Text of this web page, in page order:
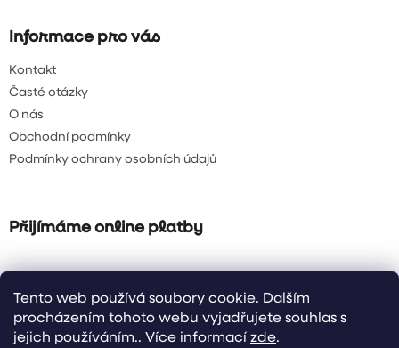
Tento web používá soubory cookie. Dalším
procházením tohoto webu vyjadřujete souhlas s
jejich používáním.. Více informací zde.
Informace pro vás
Kontakt
Časté otázky
O nás
Obchodní podmínky
Podmínky ochrany osobních údajů
Přijímáme online platby